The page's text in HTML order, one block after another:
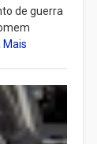
de guerra
Mais